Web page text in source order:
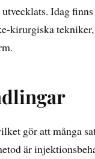
Idag
kirurgiska tekniker,
gör att många
är